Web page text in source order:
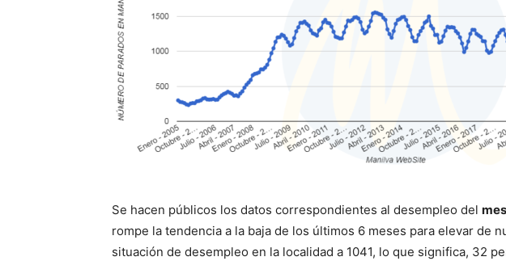
Se hacen públicos los datos correspondientes al desempleo del
rompe la tendencia a la baja de los últimos 6 meses para elevar de
situación de desempleo en la localidad a 1041, lo que significa, 32